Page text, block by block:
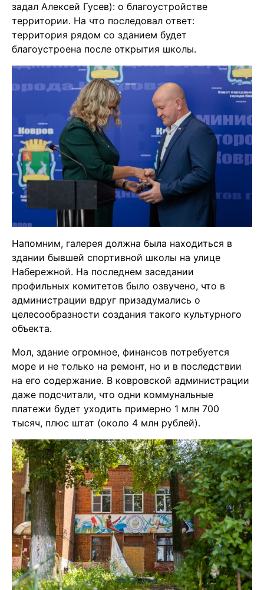
задал Алексей Гусев): о благоустройстве
территории. На что последовал ответ:
территория рядом со зданием будет
благоустроена после открытия школы.
Напомним, галерея должна была находиться в
здании бывшей спортивной школы на улице
Набережной. На последнем заседании
профильных комитетов было озвучено, что в
администрации вдруг призадумались о
целесообразности создания такого культурного
объекта.
Мол, здание огромное, финансов потребуется
море и не только на ремонт, но и в последствии
на его содержание. В ковровской администрации
даже подсчитали, что одни коммунальные
платежи будет уходить примерно 1 млн 700
тысяч, плюс штат (около 4 млн рублей).